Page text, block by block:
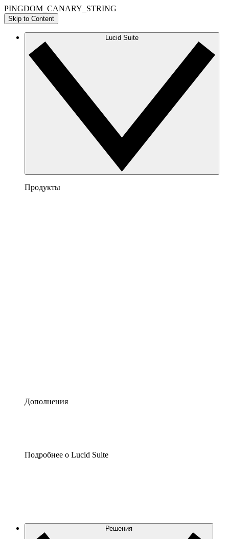
PINGDOM_CANARY_STRING
Skip to Content
Lucid Suite
Продукты
Дополнения
Подробнее о Lucid Suite
Решения